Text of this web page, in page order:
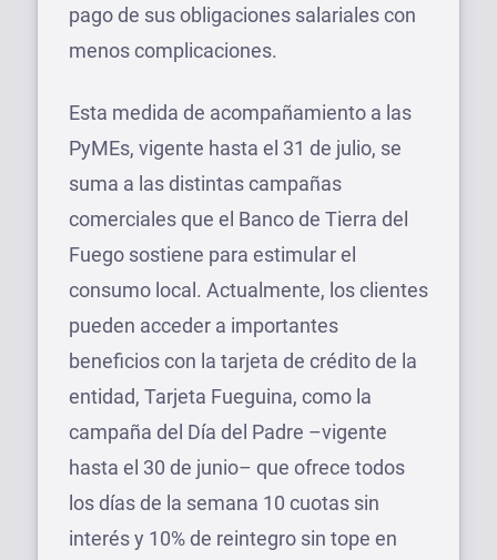
pago de sus obligaciones salariales con
menos complicaciones.
Esta medida de acompañamiento a las
PyMEs, vigente hasta el 31 de julio, se
suma a las distintas campañas
comerciales que el Banco de Tierra del
Fuego sostiene para estimular el
consumo local. Actualmente, los clientes
pueden acceder a importantes
beneficios con la tarjeta de crédito de la
entidad, Tarjeta Fueguina, como la
campaña del Día del Padre –vigente
hasta el 30 de junio– que ofrece todos
los días de la semana 10 cuotas sin
interés y 10% de reintegro sin tope en